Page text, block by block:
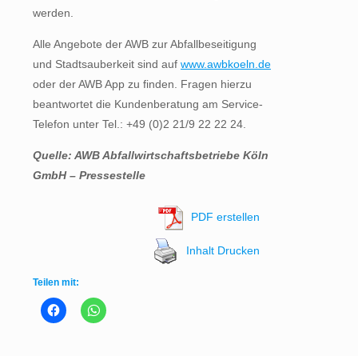
werden.
Alle Angebote der AWB zur Abfallbeseitigung
und Stadtsauberkeit sind auf www.awbkoeln.de
oder der AWB App zu finden. Fragen hierzu
beantwortet die Kundenberatung am Service-
Telefon unter Tel.: +49 (0)2 21/9 22 22 24.
Quelle: AWB Abfallwirtschaftsbetriebe Köln
GmbH – Pressestelle
PDF erstellen
Inhalt Drucken
Teilen mit: